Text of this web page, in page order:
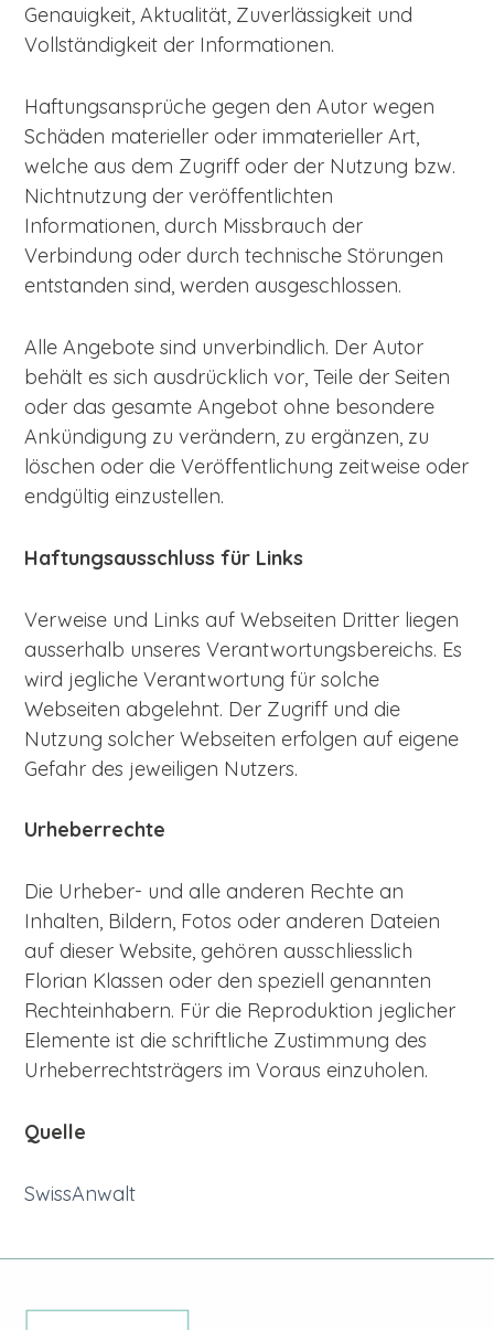
Genauigkeit, Aktualität, Zuverlässigkeit und
Vollständigkeit der Informationen.
Haftungsansprüche gegen den Autor wegen
Schäden materieller oder immaterieller Art,
welche aus dem Zugriff oder der Nutzung bzw.
Nichtnutzung der veröffentlichten
Informationen, durch Missbrauch der
Verbindung oder durch technische Störungen
entstanden sind, werden ausgeschlossen.
Alle Angebote sind unverbindlich. Der Autor
behält es sich ausdrücklich vor, Teile der Seiten
oder das gesamte Angebot ohne besondere
Ankündigung zu verändern, zu ergänzen, zu
löschen oder die Veröffentlichung zeitweise oder
endgültig einzustellen.
Haftungsausschluss für Links
Verweise und Links auf Webseiten Dritter liegen
ausserhalb unseres Verantwortungsbereichs. Es
wird jegliche Verantwortung für solche
Webseiten abgelehnt. Der Zugriff und die
Nutzung solcher Webseiten erfolgen auf eigene
Gefahr des jeweiligen Nutzers.
Urheberrechte
Die Urheber- und alle anderen Rechte an
Inhalten, Bildern, Fotos oder anderen Dateien
auf dieser Website, gehören ausschliesslich
Florian Klassen oder den speziell genannten
Rechteinhabern. Für die Reproduktion jeglicher
Elemente ist die schriftliche Zustimmung des
Urheberrechtsträgers im Voraus einzuholen.
Quelle
SwissAnwalt